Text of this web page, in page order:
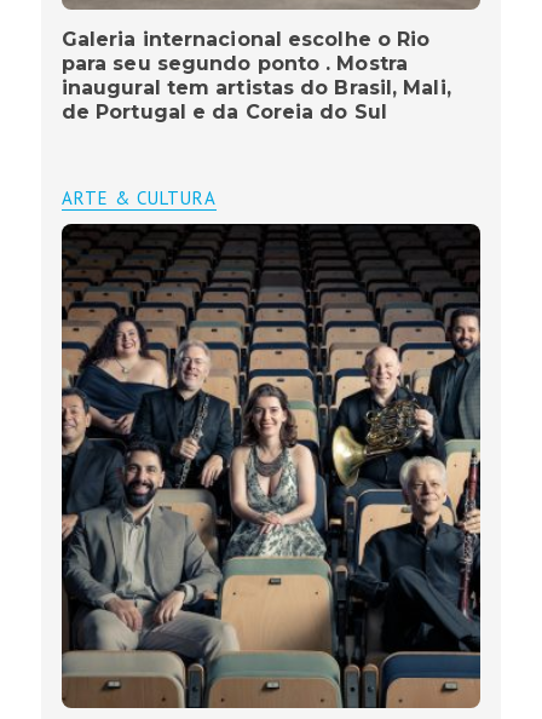
Galeria internacional escolhe o Rio
para seu segundo ponto . Mostra
inaugural tem artistas do Brasil, Mali,
de Portugal e da Coreia do Sul
ARTE & CULTURA